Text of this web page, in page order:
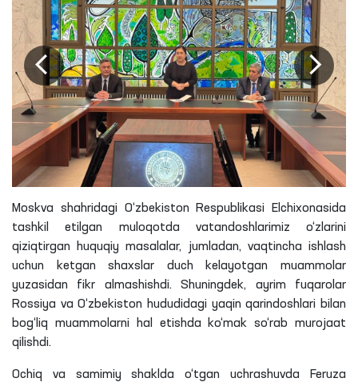
Moskva shahridagi O‘zbekiston Respublikasi Elchixonasida
tashkil etilgan muloqotda vatandoshlarimiz o‘zlarini
qiziqtirgan huquqiy masalalar, jumladan, vaqtincha ishlash
uchun ketgan shaxslar duch kelayotgan muammolar
yuzasidan fikr almashishdi. Shuningdek, ayrim fuqarolar
Rossiya va O‘zbekiston hududidagi yaqin qarindoshlari bilan
bog‘liq muammolarni hal etishda ko‘mak so‘rab murojaat
qilishdi.
Ochiq va samimiy shaklda o‘tgan uchrashuvda Feruza